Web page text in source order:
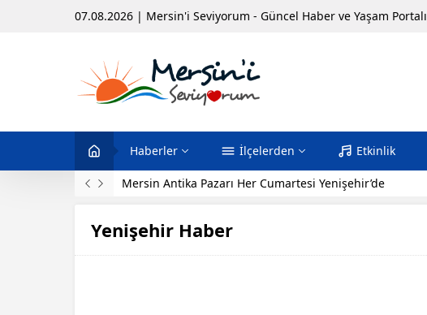
07.08.2026 | Mersin'i Seviyorum - Güncel Haber ve Yaşam Portalı
Haberler İlçelerden Etkinlik
Mersin Antika Pazarı Her Cumartesi Yenişehir’de
Yenişehir Haber